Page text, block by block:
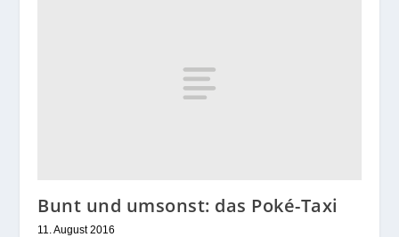
Bunt und umsonst: das Poké-Taxi
11. August 2016